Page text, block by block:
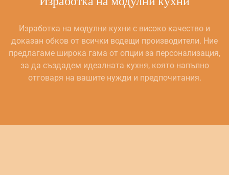
Изработка на модулни кухни с високо качество и
доказан обков от всички водещи производители. Ние
предлагаме широка гама от опции за персонализация,
за да създадем идеалната кухня, която напълно
отговаря на вашите нужди и предпочитания.